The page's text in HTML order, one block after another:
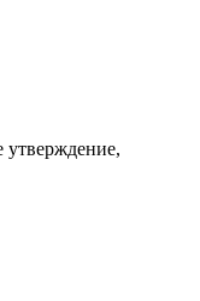
утверждение,